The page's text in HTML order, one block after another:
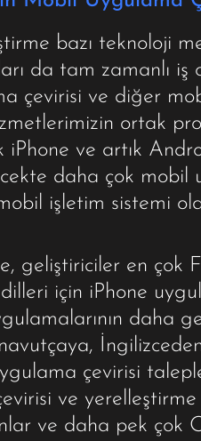
bazı teknoloji
da tam zamanlı
çevirisi ve diğer
ortak
iPhone ve artık
daha çok
işletim sistemi
geliştiriciler en çok
için iPhone
daha
çevirisi
ve
ve daha pek çok